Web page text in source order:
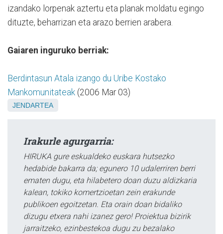
izandako lorpenak aztertu eta planak moldatu egingo
dituzte, beharrizan eta arazo berrien arabera.
Gaiaren inguruko berriak:
Berdintasun Atala izango du Uribe Kostako
Mankomunitateak (2006 Mar 03)
JENDARTEA
Irakurle agurgarria:
HIRUKA gure eskualdeko euskara hutsezko
hedabide bakarra da; egunero 10 udalerriren berri
ematen dugu, eta hilabetero doan duzu aldizkaria
kalean, tokiko komertzioetan zein erakunde
publikoen egoitzetan. Eta orain doan bidaliko
dizugu etxera nahi izanez gero! Proiektua bizirik
jarraitzeko, ezinbestekoa dugu zu bezalako